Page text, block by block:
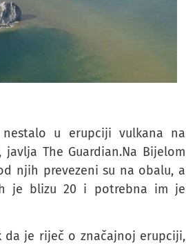
u erupciji vulkana na
The Guardian.Na Bijelom
njih prevezeni su na obalu, a
je blizu 20 i potrebna im je
da je riječ o značajnoj erupciji,